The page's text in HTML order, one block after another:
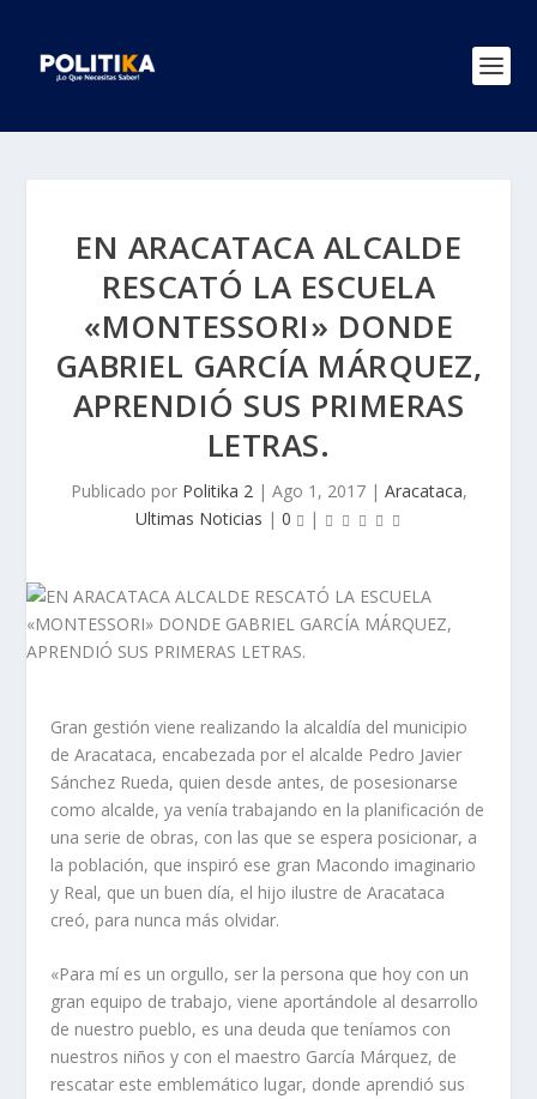
EN ARACATACA ALCALDE
RESCATÓ LA ESCUELA
«MONTESSORI» DONDE
GABRIEL GARCÍA MÁRQUEZ,
APRENDIÓ SUS PRIMERAS
LETRAS.
Publicado por Politika 2| Ago 1, 2017| Aracataca,
Ultimas Noticias | 0 |
Gran gestión viene realizando la alcaldía del municipio
de Aracataca, encabezada por el alcalde Pedro Javier
Sánchez Rueda, quien desde antes, de posesionarse
como alcalde, ya venía trabajando en la planificación de
una serie de obras, con las que se espera posicionar, a
la población, que inspiró ese gran Macondo imaginario
y Real, que un buen día, el hijo ilustre de Aracataca
creó, para nunca más olvidar.
«Para mí es un orgullo, ser la persona que hoy con un
gran equipo de trabajo, viene aportándole al desarrollo
de nuestro pueblo, es una deuda que teníamos con
nuestros niños y con el maestro García Márquez, de
rescatar este emblemático lugar, donde aprendió sus